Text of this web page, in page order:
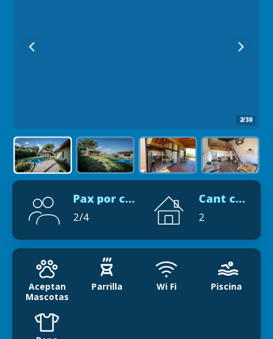
2/30
Pax por cabaña
2/4
Cant cabañas
2
Aceptan
Mascotas
Parrilla Wi Fi Piscina